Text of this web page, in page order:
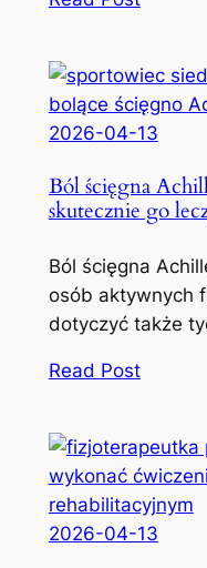
2026-04-13
Ból ścięgna
skutecznie go
Ból ścięgna
osób aktywnych
dotyczyć także
Read Post
2026-04-13